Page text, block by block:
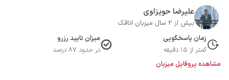
علیرضا حویزاوی
بیش از 2 سال میزبان اتاقک
زمان پاسخگویی
کمتر از 15 دقیقه
میزان تایید رزرو
در حدود 87 درصد
مشاهده پروفایل میزبان